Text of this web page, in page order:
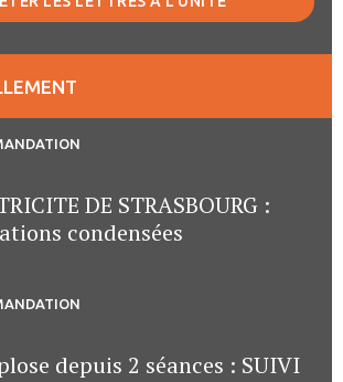
DE STRASBOURG :
condensées
depuis 2 séances : SUIVI